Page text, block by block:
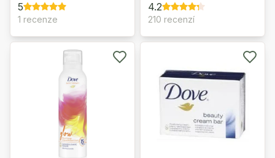
5
1 recenze
4.2
210 recenzí